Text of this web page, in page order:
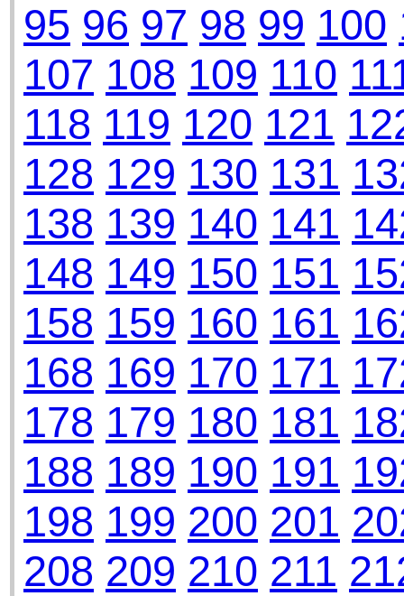
95 96 97 98 99 100
107 108 109 110
118 119 120 121
128 129 130 131
138 139 140 141
148 149 150 151
158 159 160 161
168 169 170 171
178 179 180 181
188 189 190 191
198 199 200 201
208 209 210 211